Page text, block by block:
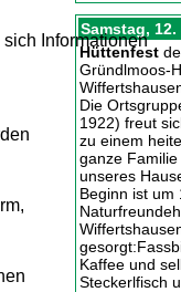
Samstag,
Hüttenfest
Gründlmoos-
Die
1922) freut
zu einem
ganze
unseres
Beginn ist um
Kaffee und
Steckerlfisch
Informationen